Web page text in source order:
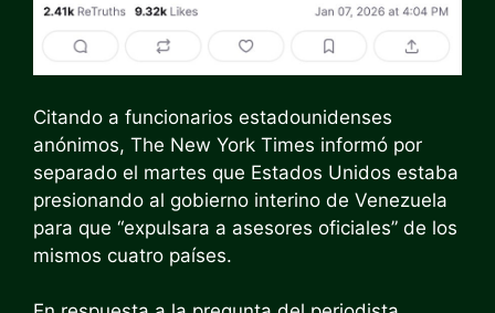
Citando a funcionarios estadounidenses
anónimos, The New York Times informó por
separado el martes que Estados Unidos estaba
presionando al gobierno interino de Venezuela
para que “expulsara a asesores oficiales” de los
mismos cuatro países.